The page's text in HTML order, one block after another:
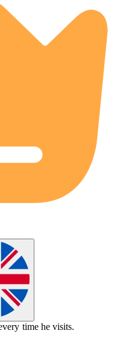
time he visits.